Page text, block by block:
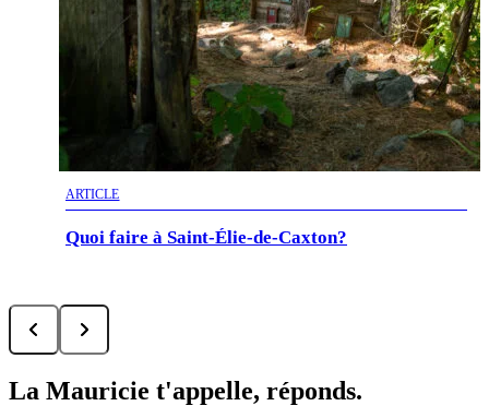
ARTICLE
Quoi faire à Saint-Élie-de-Caxton?
La Mauricie t'appelle, réponds.